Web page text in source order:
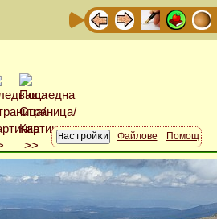
Файлове Помощ